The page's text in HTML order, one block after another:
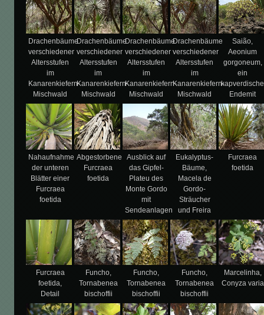
Drachenbäume
verschiedener
Altersstufen
im
Kanarenkiefern-
Mischwald
Drachenbäume
verschiedener
Altersstufen
im
Kanarenkiefern-
Mischwald
Drachenbäume
verschiedener
Altersstufen
im
Kanarenkiefern-
Mischwald
Drachenbäume
verschiedener
Altersstufen
im
Kanarenkiefern-
Mischwald
Saião,
Aeonium
gorgoneum,
ein
Endemit
Nahaufnahme
der unteren
Blätter einer
Furcraea
foetida
Abgestorbene
Furcraea
foetida
Ausblick auf
das Gipfel-
Plateu des
Monte Gordo
mit
Sendeanlagen
Eukalyptus-
Bäume,
Macela de
Gordo-
Sträucher
und Freira
Furcraea
foetida
Furcraea
foetida,
Detail
Funcho,
Tornabenea
bischoffii
Funcho,
Tornabenea
bischoffii
Funcho,
Tornabenea
bischoffii
Marcelinha,
Conyza varia